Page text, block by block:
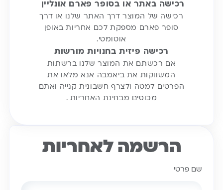
רכישה באתר או בסופר פארם אונליין
רכישה של המוצר דרך האתר שלנו או דרך
סופר פארם מספקת לכם אחריות באופן
אוטומטי.
רכישה פיזית בחנויות מורשות
אם רכשתם את המוצר שלנו ברשתות
המשווקות את ביאמבה אנא מלאו את
הפרטים למטה ולצרף חשבונית קנייה ואתם
מכוסים מבחינת האחריות .
הרשמה לאחריות
שם פרטי